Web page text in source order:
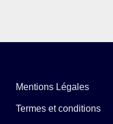
Mentions Légales
Termes et conditions